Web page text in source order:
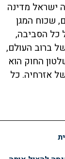
ישראל מדינה
שכוח המגן
כל הסביבה,
ברוב העולם,
החוק הוא
אזרחיה. כל